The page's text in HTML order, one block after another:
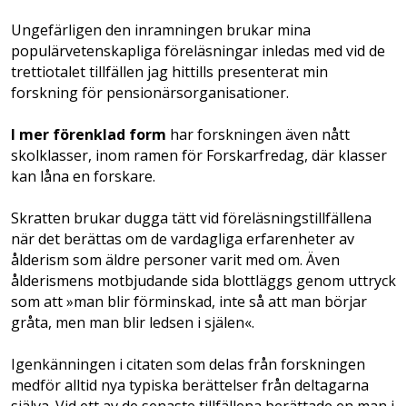
Ungefärligen den inramningen brukar mina
populärvetenskapliga föreläsningar inledas med vid de
trettiotalet tillfällen jag hittills presenterat min
forskning för pensionärsorganisationer.
I mer förenklad form har forskningen även nått
skolklasser, inom ramen för Forskarfredag, där klasser
kan låna en forskare.
Skratten brukar dugga tätt vid föreläsningstillfällena
när det berättas om de vardagliga erfarenheter av
ålderism som äldre personer varit med om. Även
ålderismens motbjudande sida blottläggs genom uttryck
som att »man blir förminskad, inte så att man börjar
gråta, men man blir ledsen i själen«.
Igenkänningen i citaten som ­delas från forskningen
medför alltid nya typiska berättelser från deltagarna